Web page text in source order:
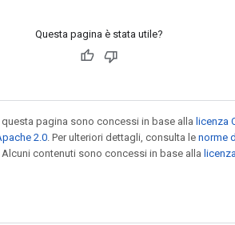
Questa pagina è stata utile?
pagina sono concessi in base alla licenza
2.0 . Per ulteriori dettagli, consulta le norme
contenuti sono concessi in base alla